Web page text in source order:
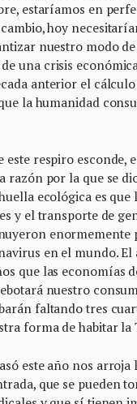
estaríamos en
hoy
nuestro modo de
una crisis
anterior el
la humanidad
este respiro esconde,
razón por la que se
ecológica es
y el transporte de
enormemente
en el mundo. El
que las economías
nuestro
faltando tres
forma de habitar la
este año nos arroja
que se pueden